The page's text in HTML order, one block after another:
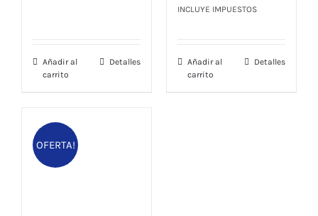
Añadir al
carrito
Detalles
precio
$ 22,00.
precio
$ 19,00.
INCLUYE IMPUESTOS
Añadir al
carrito
Detalles
OFERTA!